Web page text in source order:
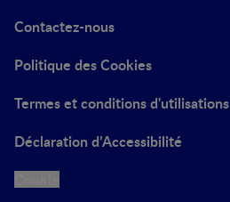
Contactez-nous
Politique des Cookies
Termes et conditions d'utilisations
Déclaration d’Accessibilité